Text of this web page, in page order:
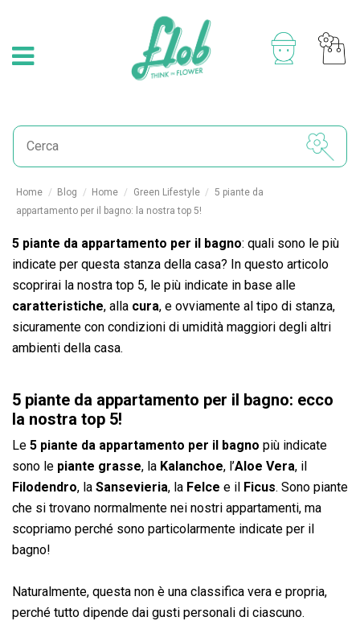
Home Blog Home Green Lifestyle
5 piante da
appartamento per il bagno: la nostra top 5!
5 piante da appartamento per il bagno: quali sono le più
indicate per questa stanza della casa? In questo articolo
scoprirai la nostra top 5, le più indicate in base alle
caratteristiche, alla cura, e ovviamente al tipo di stanza,
sicuramente con condizioni di umidità maggiori degli altri
ambienti della casa.
5 piante da appartamento per il bagno: ecco
la nostra top 5!
Le 5 piante da appartamento per il bagno più indicate
sono le piante grasse, la Kalanchoe, l’Aloe Vera, il
Filodendro, la Sansevieria, la Felce e il Ficus. Sono piante
che si trovano normalmente nei nostri appartamenti, ma
scopriamo perché sono particolarmente indicate per il
bagno!
Naturalmente, questa non è una classifica vera e propria,
perché tutto dipende dai gusti personali di ciascuno.